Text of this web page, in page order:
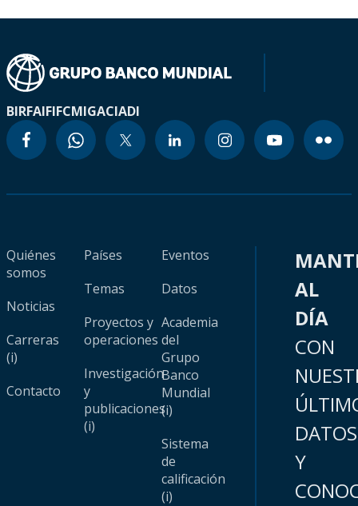
BIRFAIFIFCMIGACIADI
Quiénes
somos
Noticias
Carreras
(i)
Contacto
Países
Temas
Proyectos y
operaciones
Investigación
y
publicaciones
(i)
Eventos
Datos
Academia
del
Grupo
Banco
Mundial
(i)
Sistema
de
calificación
(i)
AL
DÍA
CON
DATOS
Y